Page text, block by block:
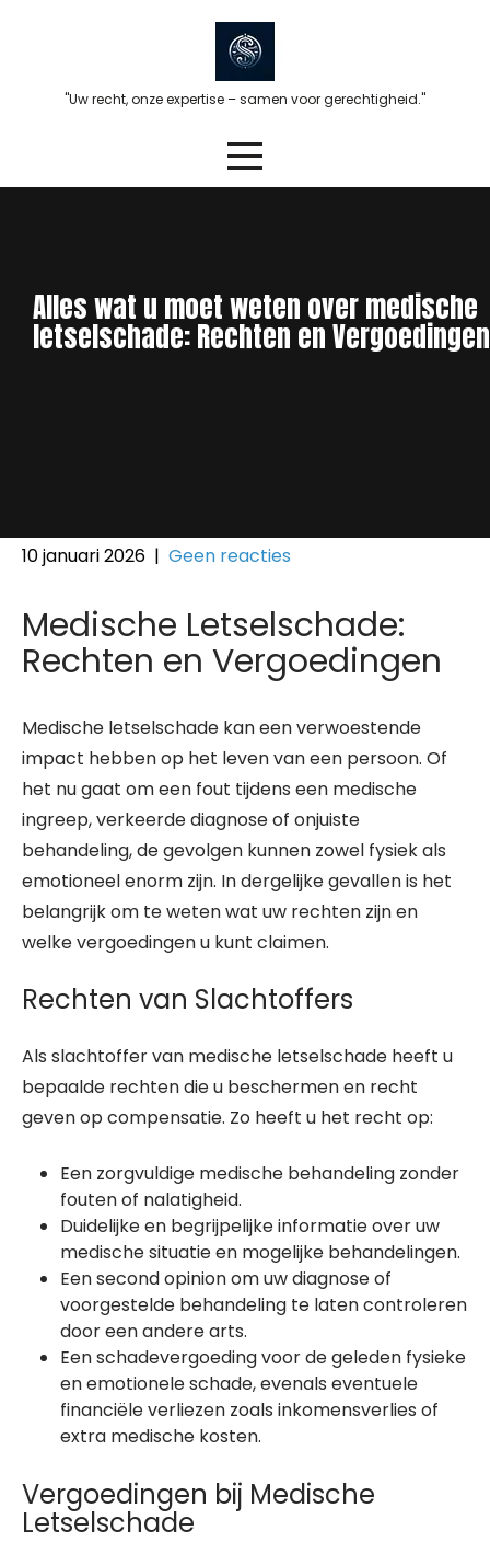
"Uw recht, onze expertise – samen voor gerechtigheid."
Alles wat u moet weten over medische
letselschade: Rechten en Vergoedingen
10 januari 2026 | Geen reacties
Medische Letselschade:
Rechten en Vergoedingen
Medische letselschade kan een verwoestende
impact hebben op het leven van een persoon. Of
het nu gaat om een fout tijdens een medische
ingreep, verkeerde diagnose of onjuiste
behandeling, de gevolgen kunnen zowel fysiek als
emotioneel enorm zijn. In dergelijke gevallen is het
belangrijk om te weten wat uw rechten zijn en
welke vergoedingen u kunt claimen.
Rechten van Slachtoffers
Als slachtoffer van medische letselschade heeft u
bepaalde rechten die u beschermen en recht
geven op compensatie. Zo heeft u het recht op:
Een zorgvuldige medische behandeling zonder
fouten of nalatigheid.
Duidelijke en begrijpelijke informatie over uw
medische situatie en mogelijke behandelingen.
Een second opinion om uw diagnose of
voorgestelde behandeling te laten controleren
door een andere arts.
Een schadevergoeding voor de geleden fysieke
en emotionele schade, evenals eventuele
financiële verliezen zoals inkomensverlies of
extra medische kosten.
Vergoedingen bij Medische
Letselschade